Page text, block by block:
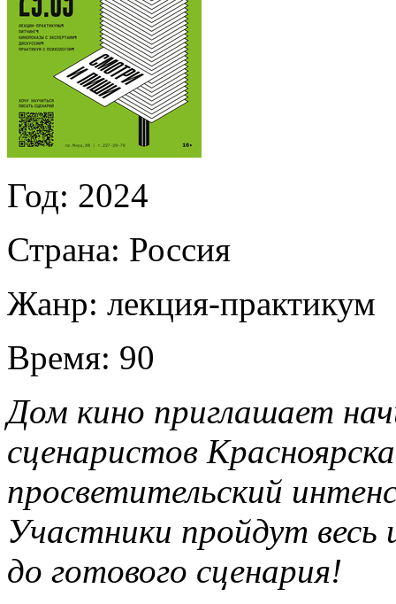
Год: 2024
Страна: Россия
Жанр: лекция-практикум
Время: 90
Дом кино приглашает
сценаристов
просветительский
Участники пройдут весь
до готового сценария!